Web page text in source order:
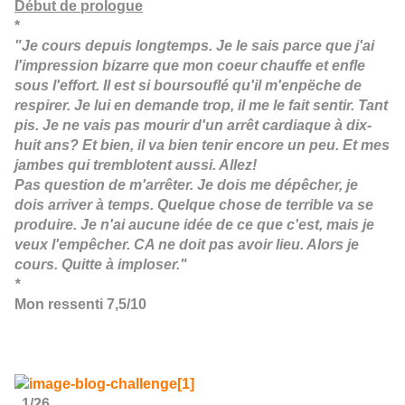
Début de prologue
*
"Je cours depuis longtemps. Je le sais parce que j'ai
l'impression bizarre que mon coeur chauffe et enfle
sous l'effort. Il est si boursouflé qu'il m'enpëche de
respirer. Je lui en demande trop, il me le fait sentir. Tant
pis. Je ne vais pas mourir d'un arrêt cardiaque à dix-
huit ans? Et bien, il va bien tenir encore un peu. Et mes
jambes qui tremblotent aussi. Allez!
Pas question de m'arrêter. Je dois me dépêcher, je
dois arriver à temps. Quelque chose de terrible va se
produire. Je n'ai aucune idée de ce que c'est, mais je
veux l'empêcher. CA ne doit pas avoir lieu. Alors je
cours. Quitte à imploser."
*
Mon ressenti 7,5/10